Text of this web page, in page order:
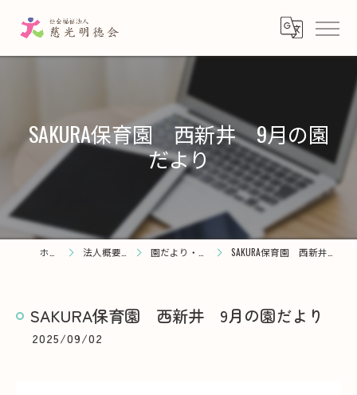
SAKURA保育園 西新井 9月の園
だより
法人概要・理念 園だより・お知らせ SAKURA保育園 西新井 9月の園だより
SAKURA保育園 西新井 9月の園だより
2025/09/02